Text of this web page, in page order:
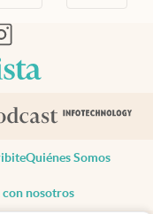
pestaña
nueva pestaña
en nueva pestaña
abre en nueva pestaña
Quiénes Somos
con nosotros